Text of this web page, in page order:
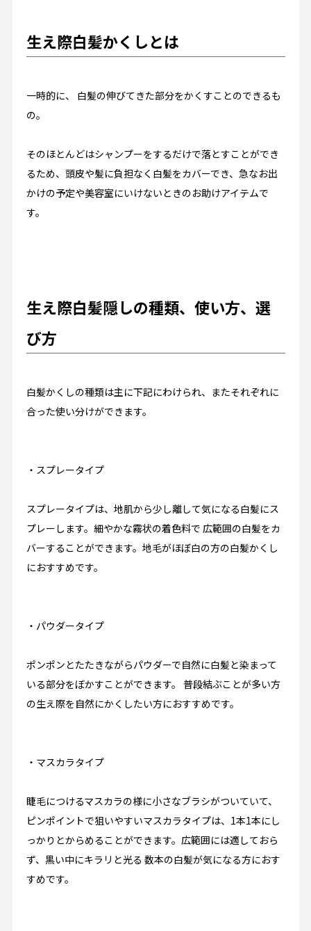
生え際白髪かくしとは
一時的に、 白髪の伸びてきた部分をかくすことのできるも
の。
そのほとんどはシャンプーをするだけで落とすことができ
るため、頭皮や髪に負担なく白髪をカバーでき、急なお出
かけの予定や美容室にいけないときのお助けアイテムで
す。
生え際白髪隠しの種類、使い方、選
び方
白髪かくしの種類は主に下記にわけられ、またそれぞれに
合った使い分けができます。
・スプレータイプ
スプレータイプは、地肌から少し離して気になる白髪にス
プレーします。細やかな霧状の着色料で 広範囲の白髪をカ
バーすることができます。地毛がほぼ白の方の白髪かくし
におすすめです。
・パウダータイプ
ポンポンとたたきながらパウダーで自然に白髪と染まって
いる部分をぼかすことができます。 普段結ぶことが多い方
の生え際を自然にかくしたい方におすすめです。
・マスカラタイプ
睫毛につけるマスカラの様に小さなブラシがついていて、
ピンポイントで狙いやすいマスカラタイプは、1本1本にし
っかりとからめることができます。広範囲には適しておら
ず、黒い中にキラリと光る 数本の白髪が気になる方におす
すめです。